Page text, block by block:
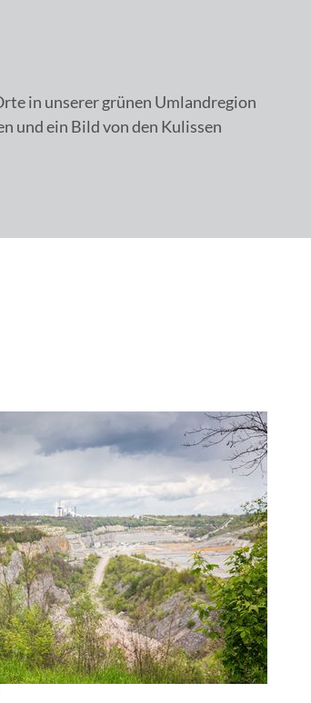
in unserer grünen Umlandregion
und ein Bild von den Kulissen